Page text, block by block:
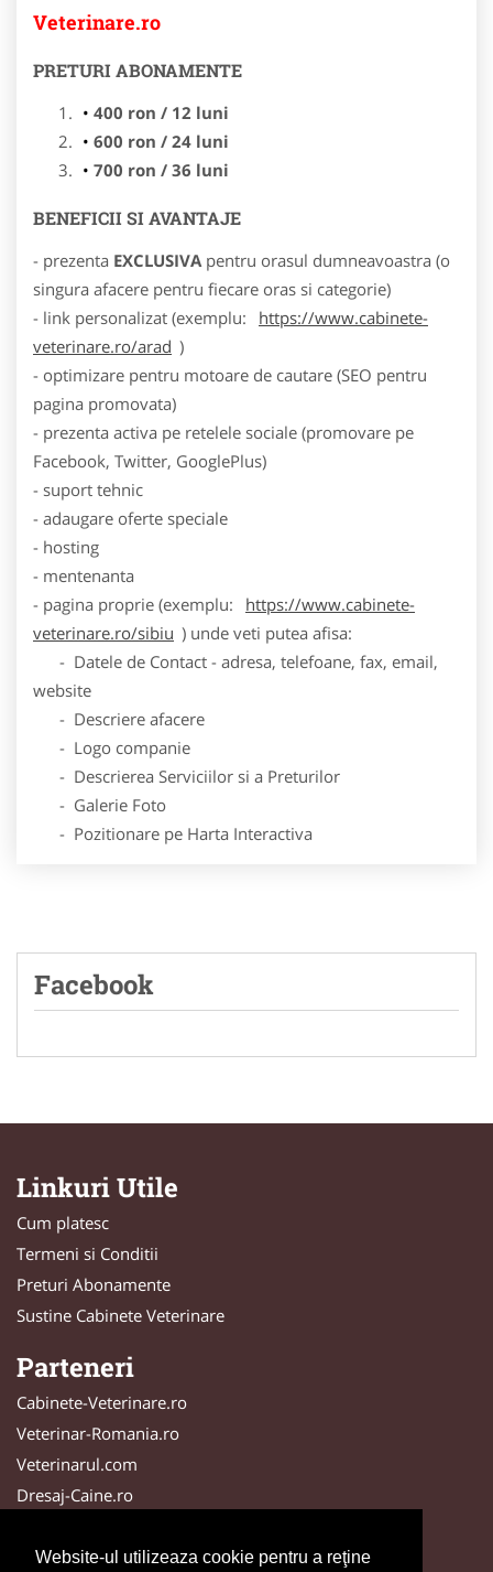
Website-ul utilizeaza cookie pentru a reţine
Veterinare.ro
PRETURI ABONAMENTE
400 ron / 12 luni
600 ron / 24 luni
700 ron / 36 luni
BENEFICII SI AVANTAJE
- prezenta EXCLUSIVA pentru orasul dumneavoastra (o
singura afacere pentru fiecare oras si categorie)
- link personalizat (exemplu:
https://www.cabinete-
veterinare.ro/arad )
- optimizare pentru motoare de cautare (SEO pentru
pagina promovata)
- prezenta activa pe retelele sociale (promovare pe
Facebook, Twitter, GooglePlus)
- suport tehnic
- adaugare oferte speciale
- hosting
- mentenanta
- pagina proprie (exemplu:
https://www.cabinete-
veterinare.ro/sibiu ) unde veti putea afisa:
- Datele de Contact - adresa, telefoane, fax, email,
website
- Descriere afacere
- Logo companie
- Descrierea Serviciilor si a Preturilor
- Galerie Foto
- Pozitionare pe Harta Interactiva
Facebook
Linkuri Utile
Cum platesc
Termeni si Conditii
Preturi Abonamente
Sustine Cabinete Veterinare
Parteneri
Cabinete-Veterinare.ro
Veterinar-Romania.ro
Veterinarul.com
Dresaj-Caine.ro
SalonFrizerieCanina.com